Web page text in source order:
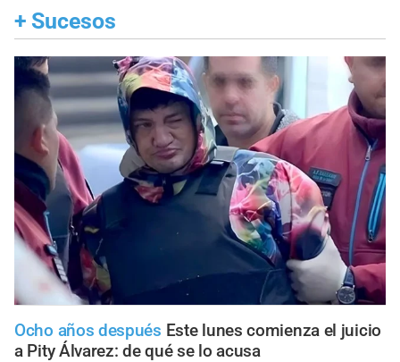
+ Sucesos
Ocho años después Este lunes comienza el juicio
a Pity Álvarez: de qué se lo acusa